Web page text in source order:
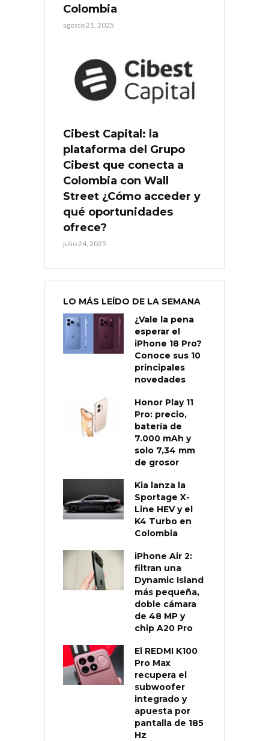
Colombia
agosto 21, 2025
Cibest Capital: la
plataforma del Grupo
Cibest que conecta a
Colombia con Wall
Street ¿Cómo acceder y
qué oportunidades
ofrece?
julio 24, 2025
LO MÁS LEÍDO DE LA SEMANA
¿Vale la pena
esperar el
iPhone 18 Pro?
Conoce sus 10
principales
novedades
Honor Play 11
Pro: precio,
batería de
7.000 mAh y
solo 7,34 mm
de grosor
Kia lanza la
Sportage X-
Line HEV y el
K4 Turbo en
Colombia
iPhone Air 2:
filtran una
Dynamic Island
más pequeña,
doble cámara
de 48 MP y
chip A20 Pro
El REDMI K100
Pro Max
recupera el
subwoofer
integrado y
apuesta por
pantalla de 185
Hz